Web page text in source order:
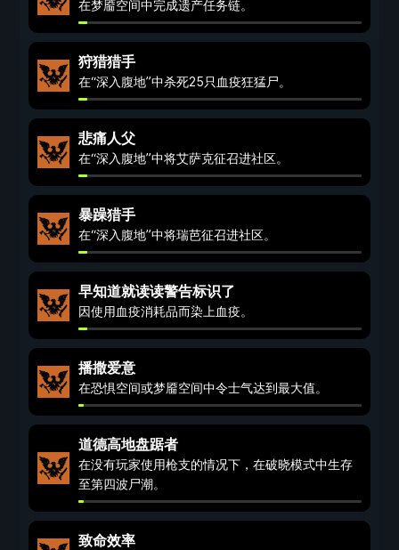
在梦靥空间中完成遗产任务链。
狩猎猎手
在“深入腹地”中杀死25只血疫狂猛尸。
悲痛人父
在“深入腹地”中将艾萨克征召进社区。
暴躁猎手
在“深入腹地”中将瑞芭征召进社区。
早知道就读读警告标识了
因使用血疫消耗品而染上血疫。
播撒爱意
在恐惧空间或梦靥空间中令士气达到最大值。
道德高地盘踞者
在没有玩家使用枪支的情况下，在破晓模式中生存
至第四波尸潮。
致命效率